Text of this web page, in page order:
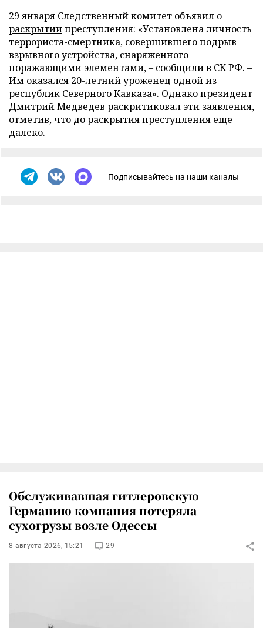
29 января Следственный комитет объявил о
раскрытиипреступления: «Установлена личность
террориста-смертника, совершившего подрыв
взрывного устройства, снаряженного
поражающими элементами, – сообщили в СК РФ. –
Им оказался 20-летний уроженец одной из
республик Северного Кавказа». Однако президент
Дмитрий Медведев раскритиковал эти заявления,
отметив, что до раскрытия преступления еще
далеко.
Подписывайтесь на наши каналы
Обслуживавшая гитлеровскую
Германию компания потеряла
сухогрузы возле Одессы
8 августа 2026, 15:21 29